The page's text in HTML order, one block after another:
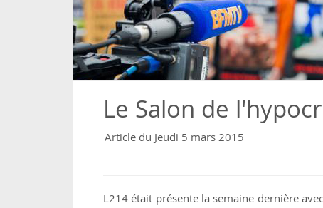
Le Salon de
Article du Jeudi 5 mars 2015
L214 était présente la semaine dernière avec